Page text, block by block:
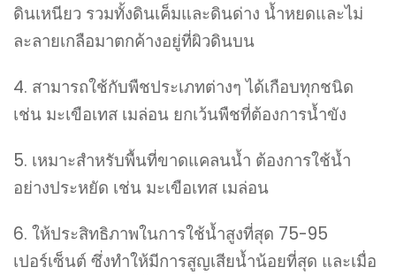
ดินเหนียว รวมทั้งดินเค็มและดินด่าง น้ำหยดและไม่
ละลายเกลือมาตกค้างอยู่ที่ผิวดินบน
4. สามารถใช้กับพืชประเภทต่างๆ ได้เกือบทุกชนิด
เช่น มะเขือเทส เมล่อน ยกเว้นพืชที่ต้องการน้ำขัง
5. เหมาะสำหรับพื้นที่ขาดแคลนน้ำ ต้องการใช้น้ำ
อย่างประหยัด เช่น มะเขือเทส เมล่อน
6. ให้ประสิทธิภาพในการใช้น้ำสูงที่สุด 75-95
เปอร์เซ็นต์ ซึ่งทำให้มีการสูญเสียน้ำน้อยที่สุด และเมื่อ